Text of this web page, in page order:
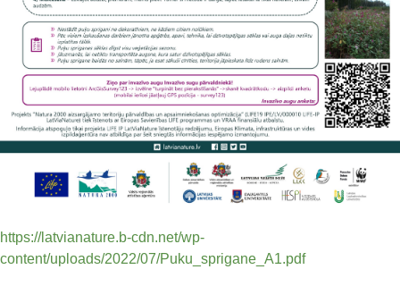
https://latvianature.b-cdn.net/wp-
content/uploads/2022/07/Puku_sprigane_A1.pdf